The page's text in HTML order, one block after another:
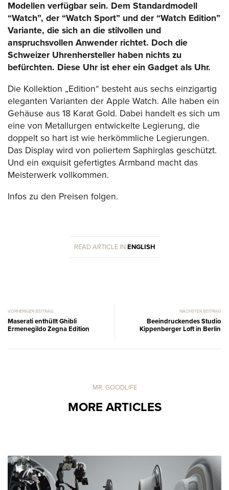
Modellen verfügbar sein. Dem Standardmodell
“Watch”, der “Watch Sport” und der “Watch Edition”
Variante, die sich an die stilvollen und
anspruchsvollen Anwender richtet. Doch die
Schweizer Uhrenhersteller haben nichts zu
befürchten. Diese Uhr ist eher ein Gadget als Uhr.
Die Kollektion „Edition“ besteht aus sechs einzigartig
eleganten Varianten der Apple Watch. Alle haben ein
Gehäuse aus 18 Karat Gold. Dabei handelt es sich um
eine von Metallurgen entwickelte Legierung, die
doppelt so hart ist wie herkömmliche Legierungen.
Das Display wird von poliertem Saphirglas geschützt.
Und ein exquisit gefertigtes Armband macht das
Meisterwerk vollkommen.
Infos zu den Preisen folgen.
READ ARTICLE IN ENGLISH
VORHERIGER BEITRAG
Maserati enthüllt Ghibli
Ermenegildo Zegna Edition
NÄCHSTER BEITRAG
Beeindruckendes Studio
Kippenberger Loft in Berlin
MR. GOODLIFE
MORE ARTICLES